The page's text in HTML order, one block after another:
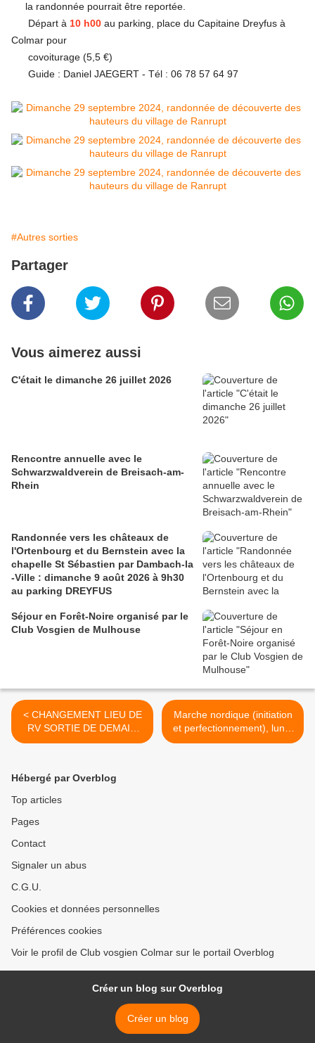
la randonnée pourrait être reportée.
Départ à 10 h00 au parking, place du Capitaine Dreyfus à
Colmar pour
covoiturage (5,5 €)
Guide : Daniel JAEGERT - Tél : 06 78 57 64 97
#Autres sorties
Partager
Vous aimerez aussi
C'était le dimanche 26 juillet 2026
Rencontre annuelle avec le
Schwarzwaldverein de Breisach-am-
Rhein
Randonnée vers les châteaux de
l'Ortenbourg et du Bernstein avec la
chapelle St Sébastien par Dambach-la
-Ville : dimanche 9 août 2026 à 9h30
au parking DREYFUS
Séjour en Forêt-Noire organisé par le
Club Vosgien de Mulhouse
< CHANGEMENT LIEU DE
RV SORTIE DE DEMAIN
(22 septembre)
Marche nordique (initiation
et perfectionnement), lundi
30 septembre 2024 >
Hébergé par Overblog
Top articles
Pages
Contact
Signaler un abus
C.G.U.
Cookies et données personnelles
Préférences cookies
Voir le profil de Club vosgien Colmar sur le portail Overblog
Créer un blog sur Overblog
Créer un blog